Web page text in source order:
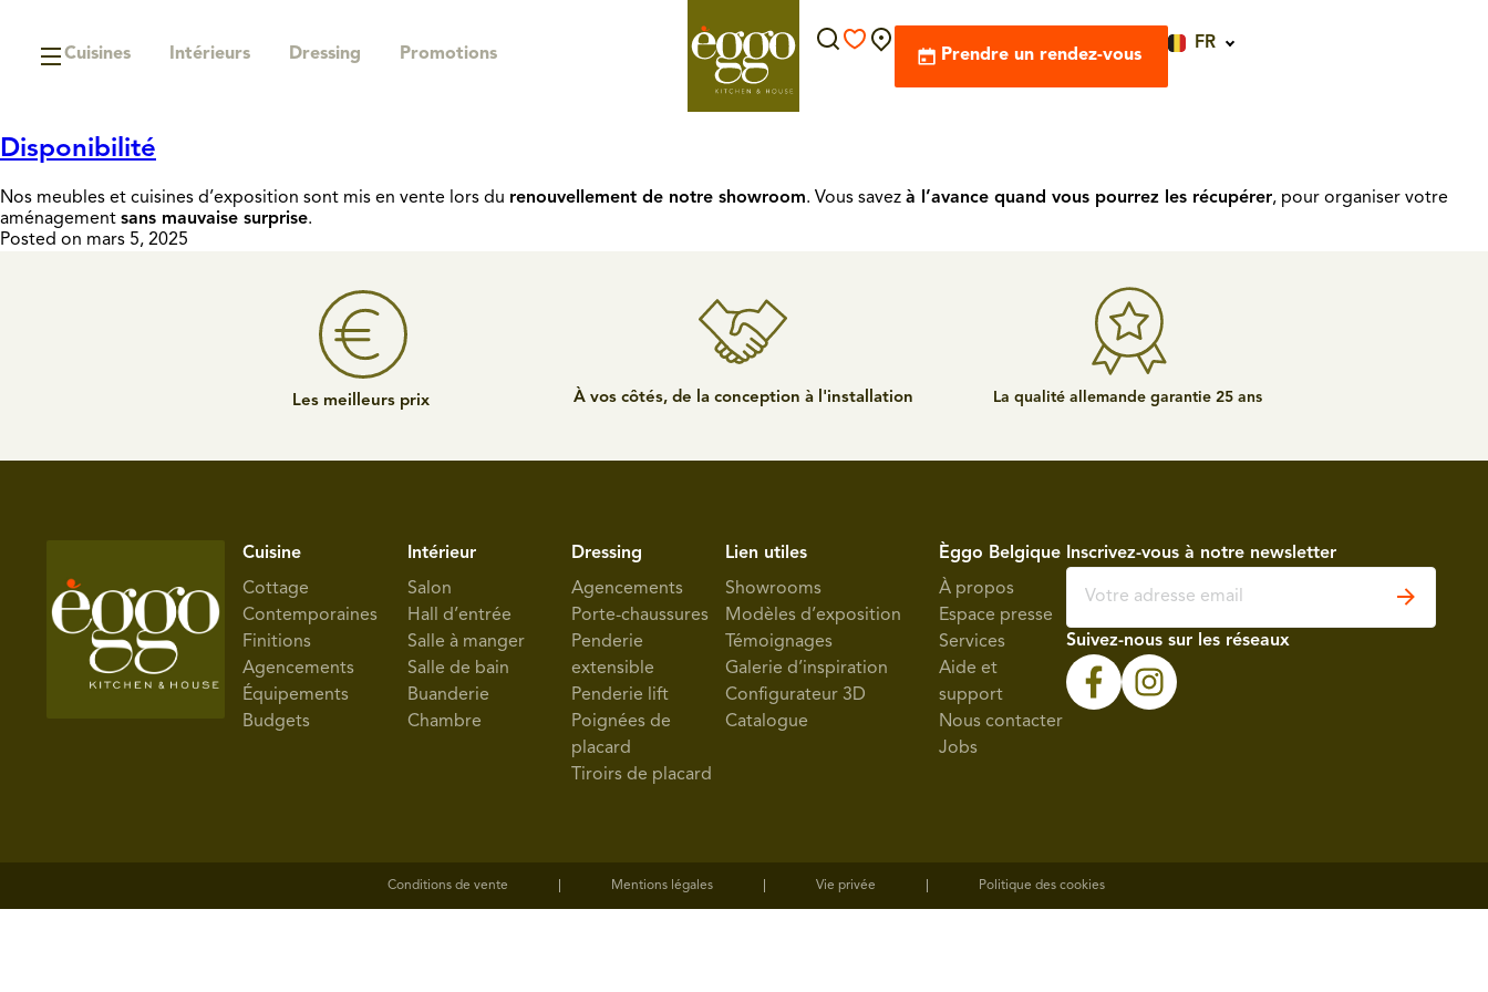
Cuisines Intérieurs Dressing Promotions Prendre un rendez-vous
FR
Disponibilité
Nos meubles et cuisines d’exposition sont mis en vente lors du renouvellement de notre showroom. Vous savez à l’avance quand vous pourrez les récupérer, pour organiser votre
aménagement sans mauvaise surprise.
Posted on mars 5, 2025
Les meilleurs prix À vos côtés, de la conception à l'installation La qualité allemande garantie 25 ans
Cuisine
Cottage
Contemporaines
Finitions
Agencements
Équipements
Budgets
Intérieur
Salon
Hall d’entrée
Salle à manger
Salle de bain
Buanderie
Chambre
Dressing
Agencements
Porte-chaussures
Penderie
extensible
Penderie lift
Poignées de
placard
Tiroirs de placard
Lien utiles
Showrooms
Modèles d’exposition
Témoignages
Galerie d’inspiration
Configurateur 3D
Catalogue
Èggo Belgique
À propos
Espace presse
Services
Aide et
support
Nous contacter
Jobs
Inscrivez-vous à notre newsletter
Suivez-nous sur les réseaux
Conditions de vente Mentions légales Vie privée Politique des cookies